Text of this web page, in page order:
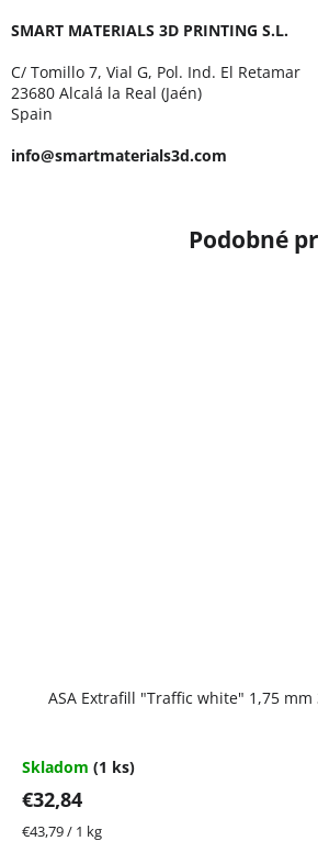
ASA Extrafill "Traffic white" 1,75
Skladom (1 ks)
€32,84
Jednotková
€43,79 / 1 kg
SMART MATERIALS 3D PRINTING S.L.
C/ Tomillo 7, Vial G, Pol. Ind. El Retamar
23680 Alcalá la Real (Jaén)
Spain
info@smartmaterials3d.com